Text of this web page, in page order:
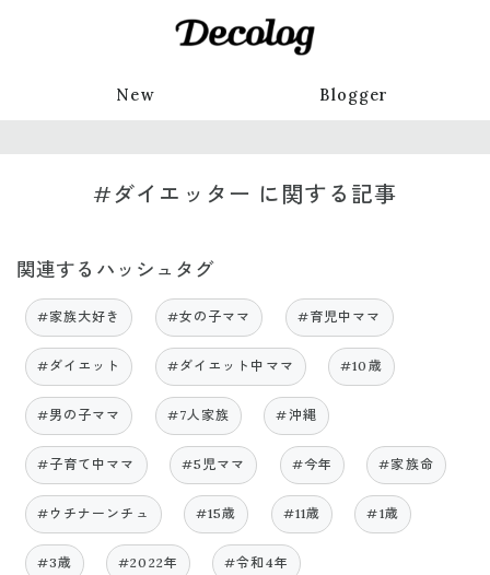
New Blogger
#ダイエッター に関する記事
関連するハッシュタグ
#家族大好き #女の子ママ #育児中ママ
#ダイエット #ダイエット中ママ #10歳
#男の子ママ #7人家族 #沖縄
#子育て中ママ #5児ママ #今年 #家族命
#ウチナーンチュ #15歳 #11歳 #1歳
#3歳 #2022年 #令和4年